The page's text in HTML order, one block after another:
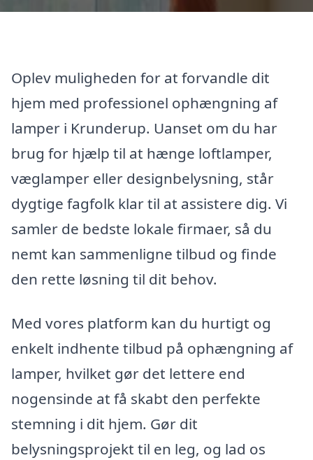
Oplev muligheden for at forvandle dit
hjem med professionel ophængning af
lamper i Krunderup. Uanset om du har
brug for hjælp til at hænge loftlamper,
væglamper eller designbelysning, står
dygtige fagfolk klar til at assistere dig. Vi
samler de bedste lokale firmaer, så du
nemt kan sammenligne tilbud og finde
den rette løsning til dit behov.
Med vores platform kan du hurtigt og
enkelt indhente tilbud på ophængning af
lamper, hvilket gør det lettere end
nogensinde at få skabt den perfekte
stemning i dit hjem. Gør dit
belysningsprojekt til en leg, og lad os